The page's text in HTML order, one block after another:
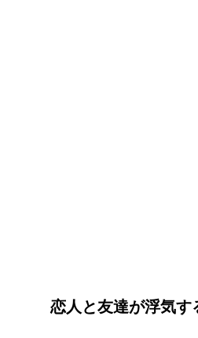
恋人と友達が浮気す